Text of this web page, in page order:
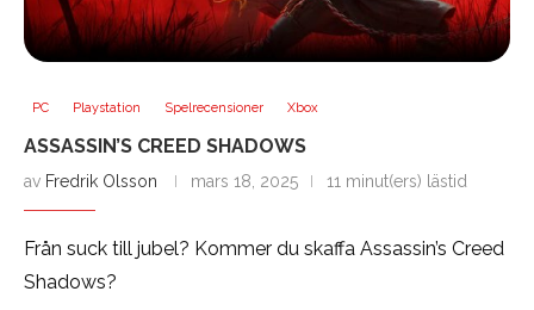
PC Playstation Spelrecensioner Xbox
ASSASSIN’S CREED SHADOWS
av Fredrik Olsson mars 18, 2025 11 minut(ers) lästid
Från suck till jubel? Kommer du skaffa Assassin’s Creed
Shadows?